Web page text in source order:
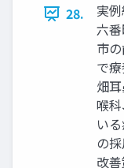
28.
実
六
市
で
畑
喉
い
の
改